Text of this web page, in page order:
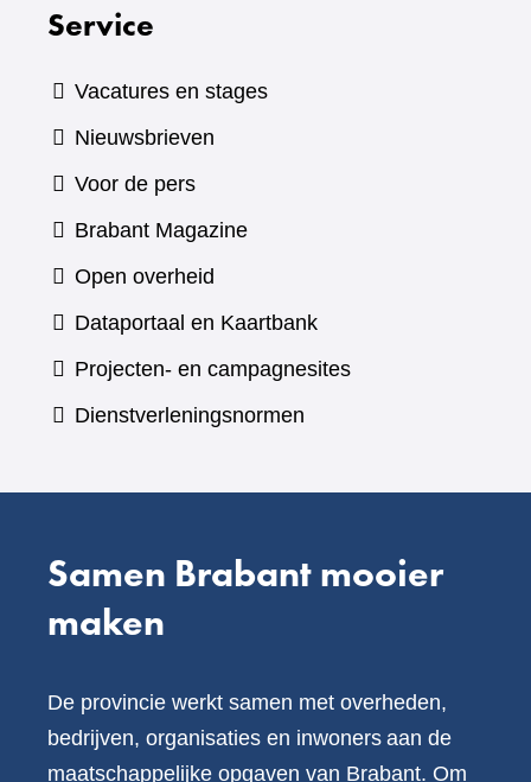
Service
Vacatures en stages
Nieuwsbrieven
Voor de pers
Brabant Magazine(verwijst
andere
website)
Open overheid
Dataportaal en Kaartbank(verwijst
naar
Projecten- en campagnesites
Dienstverleningsnormen
Samen Brabant mooier
maken
De provincie werkt samen met overheden,
bedrijven, organisaties en inwoners aan de
maatschappelijke opgaven van Brabant. Om